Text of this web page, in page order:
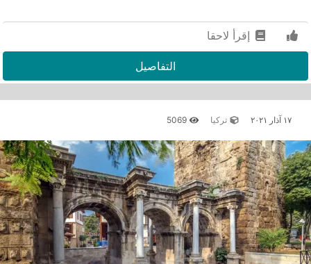
إقرأ لاحقا
التفاصيل
١٧ آذار ٢٠٢١ تركيا